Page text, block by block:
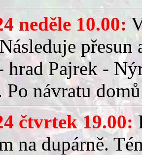
neděle 10.00:
hrad Pajrek -
Po návratu
čtvrtek 19.00:
na dupárně.